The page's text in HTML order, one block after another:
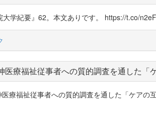
学紀要』62。本文ありです。 https://t.co/
療福祉従事者への質的調査を通した「
療福祉従事者への質的調査を通した「ケアの